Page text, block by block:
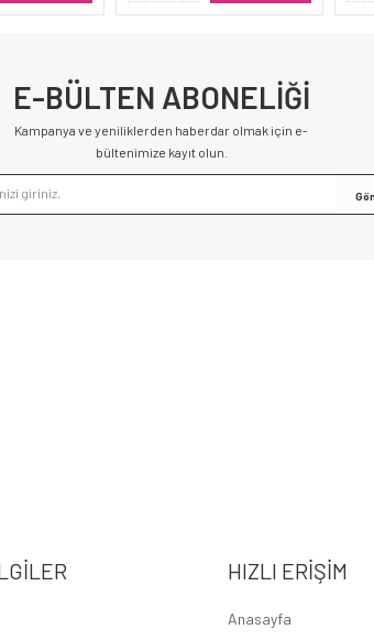
E-BÜLTEN ABONELİĞİ
Kampanya ve yeniliklerden haberdar olmak için e-
bültenimize kayıt olun.
HIZLI ERIŞIM
Anasayfa